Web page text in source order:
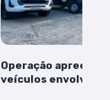
Operação
veículos envolvidos